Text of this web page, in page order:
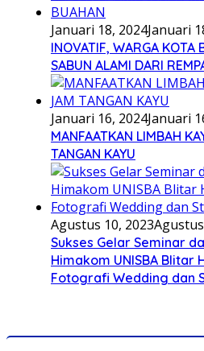
Januari 18, 2024Januari
INOVATIF, WARGA KOTA
SABUN ALAMI DARI
Januari 16, 2024Januari
MANFAATKAN LIMBAH
TANGAN KAYU
Agustus 10, 2023
Sukses Gelar Seminar
Himakom UNISBA Blitar
Fotografi Wedding dan